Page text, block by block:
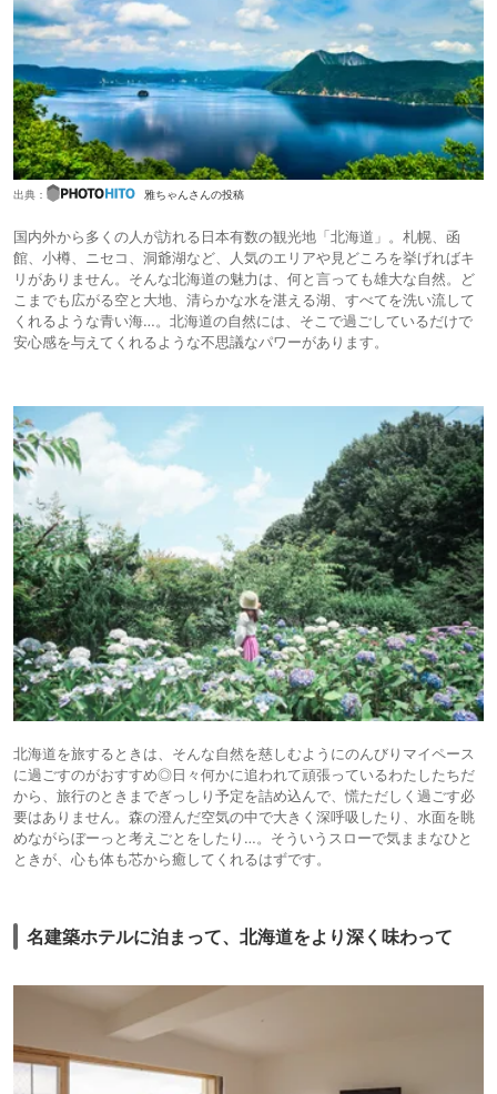
出典： 雅ちゃんさんの投稿
国内外から多くの人が訪れる日本有数の観光地「北海道」。札幌、函
館、小樽、ニセコ、洞爺湖など、人気のエリアや見どころを挙げればキ
リがありません。そんな北海道の魅力は、何と言っても雄大な自然。ど
こまでも広がる空と大地、清らかな水を湛える湖、すべてを洗い流して
くれるような青い海…。北海道の自然には、そこで過ごしているだけで
安心感を与えてくれるような不思議なパワーがあります。
北海道を旅するときは、そんな自然を慈しむようにのんびりマイペース
に過ごすのがおすすめ◎日々何かに追われて頑張っているわたしたちだ
から、旅行のときまでぎっしり予定を詰め込んで、慌ただしく過ごす必
要はありません。森の澄んだ空気の中で大きく深呼吸したり、水面を眺
めながらぼーっと考えごとをしたり…。そういうスローで気ままなひと
ときが、心も体も芯から癒してくれるはずです。
名建築ホテルに泊まって、北海道をより深く味わって